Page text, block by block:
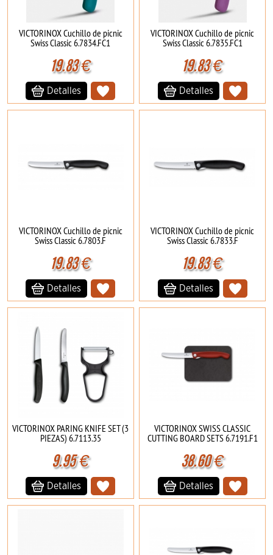
VICTORINOX Cuchillo de picnic
Swiss Classic 6.7834.FC1
19.83€
Detalles
VICTORINOX Cuchillo de picnic
Swiss Classic 6.7835.FC1
19.83€
Detalles
VICTORINOX Cuchillo de picnic
Swiss Classic 6.7803.F
19.83€
Detalles
VICTORINOX Cuchillo de picnic
Swiss Classic 6.7833.F
19.83€
Detalles
VICTORINOX PARING KNIFE SET (3
PIEZAS) 6.7113.35
9.95€
Detalles
VICTORINOX SWISS CLASSIC
CUTTING BOARD SETS 6.7191.F1
38.60€
Detalles